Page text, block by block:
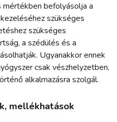
befolyásolja a
szükséges
szükséges
a szédülés és a
Ugyanakkor ennek
csak vészhelyzetben,
alkalmazásra szolgál.
mellékhatások